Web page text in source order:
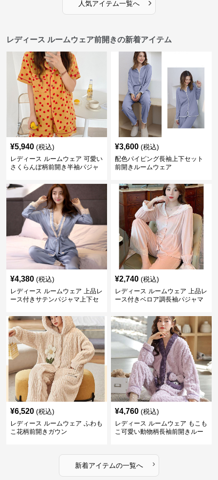
人気アイテム一覧へ
レディース ルームウェア前開きの新着アイテム
¥5,940 (税込)
レディース ルームウェア 可愛い
さくらんぼ柄前開き半袖パジャ
¥3,600 (税込)
配色パイピング長袖上下セット
前開きルームウェア
¥4,380 (税込)
レディース ルームウェア 上品レ
ース付きサテンパジャマ上下セ
¥2,740 (税込)
レディース ルームウェア 上品レ
ース付きベロア調長袖パジャマ
¥6,520 (税込)
レディース ルームウェア ふわも
こ花柄前開きガウン
¥4,760 (税込)
レディース ルームウェア もこも
こ可愛い動物柄長袖前開きルー
新着アイテムの一覧へ ›